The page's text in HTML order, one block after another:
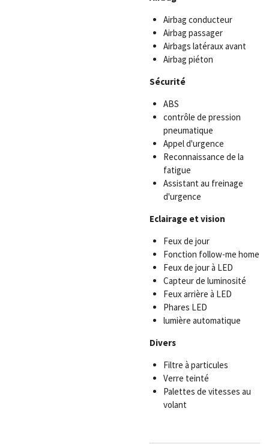
Airbag conducteur
Airbag passager
Airbags latéraux avant
Airbag piéton
Sécurité
ABS
contrôle de pression
pneumatique
Appel d'urgence
Reconnaissance de la
fatigue
Assistant au freinage
d'urgence
Eclairage et vision
Feux de jour
Fonction follow-me home
Feux de jour à LED
Capteur de luminosité
Feux arrière à LED
Phares LED
lumière automatique
Divers
Filtre à particules
Verre teinté
Palettes de vitesses au
volant